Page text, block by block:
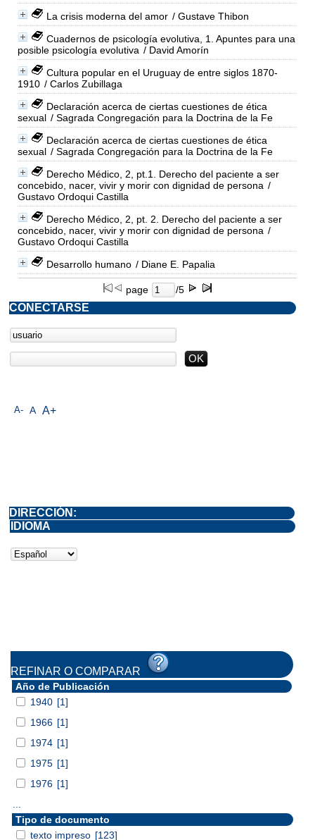
La crisis moderna del amor / Gustave Thibon
Cuadernos de psicología evolutiva, 1. Apuntes para una
posible psicología evolutiva / David Amorín
Cultura popular en el Uruguay de entre siglos 1870-
1910 / Carlos Zubillaga
Declaración acerca de ciertas cuestiones de ética
sexual / Sagrada Congregación para la Doctrina de la Fe
Declaración acerca de ciertas cuestiones de ética
sexual / Sagrada Congregación para la Doctrina de la Fe
Derecho Médico, 2, pt.1. Derecho del paciente a ser
concebido, nacer, vivir y morir con dignidad de persona /
Gustavo Ordoqui Castilla
Derecho Médico, 2, pt. 2. Derecho del paciente a ser
concebido, nacer, vivir y morir con dignidad de persona /
Gustavo Ordoqui Castilla
Desarrollo humano / Diane E. Papalia
page /5
A- A A+
CONECTARSE
DIRECCIÓN:
IDIOMA
REFINAR O COMPARAR
Año de Publicación
1940 [1]
1966 [1]
1974 [1]
1975 [1]
1976 [1]
Tipo de documento
texto impreso [123]